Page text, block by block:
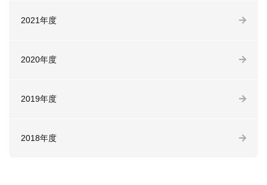
2021年度
2020年度
2019年度
2018年度